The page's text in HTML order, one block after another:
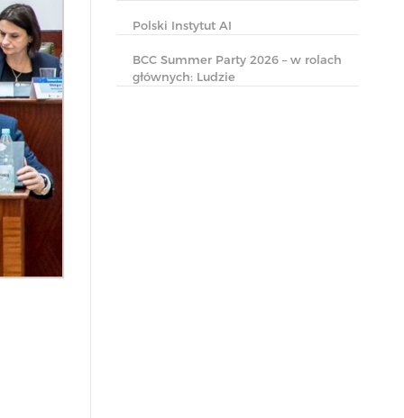
Polski Instytut AI
BCC Summer Party 2026 – w rolach
głównych: Ludzie